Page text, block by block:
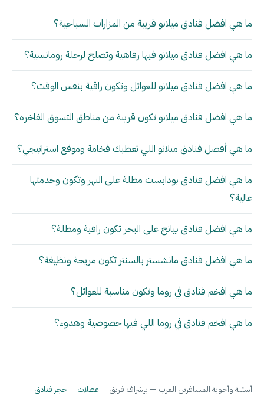
ما هي افضل فنادق ميلانو قريبة من المزارات السياحية؟
ما هي افضل فنادق ميلانو فيها رفاهية وتصلح لرحلة رومانسية؟
ما هي افضل فنادق ميلانو للعوائل وتكون راقية بنفس الوقت؟
ما هي افضل فنادق ميلانو تكون قريبة من مناطق التسوق الفاخرة؟
ما هي أفضل فنادق ميلانو اللي تعطيك فخامة وموقع استراتيجي؟
ما هي افضل فنادق بودابست مطلة على النهر وتكون وخدمتها
عالية؟
ما هي افضل فنادق بيانج على البحر تكون راقية ومطلة؟
ما هي افضل فنادق مانشستر بالسنتر تكون مريحة ونظيفة؟
ما هي افخم فنادق في روما وتكون مناسبة للعوائل؟
ما هي افخم فنادق في روما اللي فيها خصوصية وهدوء؟
أسئلة وأجوبة المسافرين العرب — بإشراف فريق عطلات حجز فنادق